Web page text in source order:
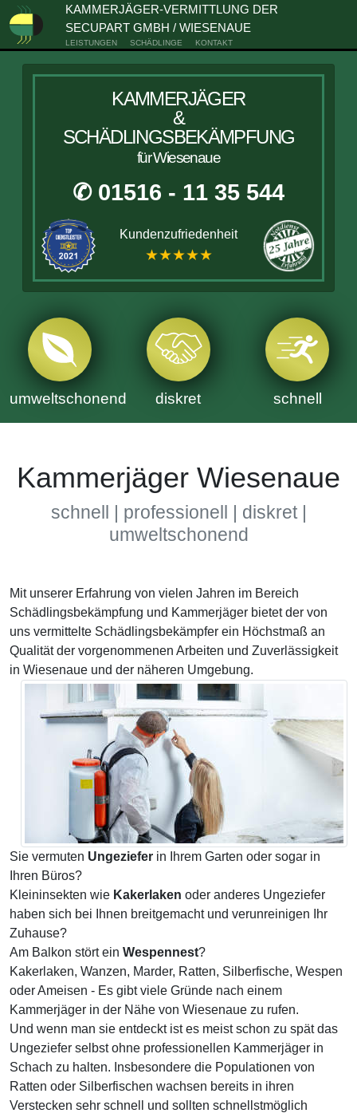
KAMMERJÄGER-VERMITTLUNG DER
SECUPART GMBH / WIESENAUE
LEISTUNGEN SCHÄDLINGE KONTAKT
KAMMERJÄGER
&
SCHÄDLINGSBEKÄMPFUNG
für Wiesenaue
✆ 01516 - 11 35 544
Kundenzufriedenheit
★★★★★
umweltschonend diskret schnell
Kammerjäger Wiesenaue
schnell | professionell | diskret |
umweltschonend
Mit unserer Erfahrung von vielen Jahren im Bereich
Schädlingsbekämpfung und Kammerjäger bietet der von
uns vermittelte Schädlingsbekämpfer ein Höchstmaß an
Qualität der vorgenommenen Arbeiten und Zuverlässigkeit
in Wiesenaue und der näheren Umgebung.
Sie vermuten Ungeziefer in Ihrem Garten oder sogar in
Ihren Büros?
Kleininsekten wie Kakerlaken oder anderes Ungeziefer
haben sich bei Ihnen breitgemacht und verunreinigen Ihr
Zuhause?
Am Balkon stört ein Wespennest?
Kakerlaken, Wanzen, Marder, Ratten, Silberfische, Wespen
oder Ameisen - Es gibt viele Gründe nach einem
Kammerjäger in der Nähe von Wiesenaue zu rufen.
Und wenn man sie entdeckt ist es meist schon zu spät das
Ungeziefer selbst ohne professionellen Kammerjäger in
Schach zu halten. Insbesondere die Populationen von
Ratten oder Silberfischen wachsen bereits in ihren
Verstecken sehr schnell und sollten schnellstmöglich